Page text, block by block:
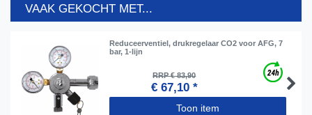
VAAK GEKOCHT MET...
Reduceerventiel, drukregelaar CO2 voor AFG, 7
bar, 1-lijn
RRP € 83,90
€ 67,10 *
Toon item